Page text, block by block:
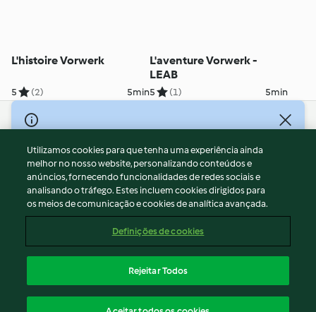
L'histoire Vorwerk
5 (2) 5min
L'aventure Vorwerk -
LEAB
5 (1) 5min
© Copyright 2026
Termos de Utilização
Aviso sobre Proteção de Dados
Aviso
Apoio legal
Conteúdo do relatório
Declaração de acessibilidade
Utilizamos cookies para que tenha uma experiência ainda
melhor no nosso website, personalizando conteúdos e
anúncios, fornecendo funcionalidades de redes sociais e
analisando o tráfego. Estes incluem cookies dirigidos para
os meios de comunicação e cookies de analítica avançada.
Definições de cookies
Rejeitar Todos